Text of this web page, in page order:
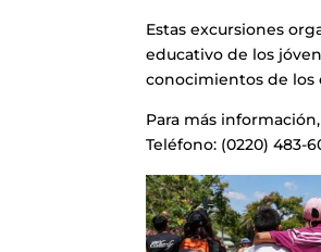
Estas excursiones
educativo de los
conocimientos de los
Para más
Teléfono: (0220) 483-